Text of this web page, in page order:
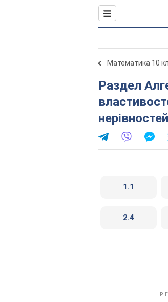
Математика 10
Раздел Алгебра і початки аналізу. § 2. Застосування
нерівностей
1.1
2.4